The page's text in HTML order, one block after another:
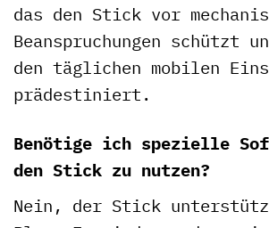
das den Stick vor
Beanspruchungen schützt
den täglichen mobilen
prädestiniert.
Benötige ich spezielle
den Stick zu nutzen?
Nein, der Stick